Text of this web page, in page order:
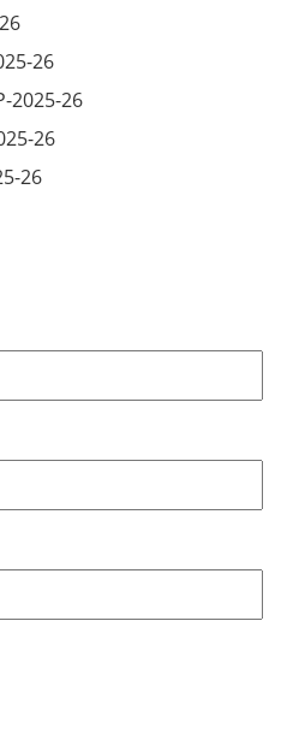
26
2025-26
26
26